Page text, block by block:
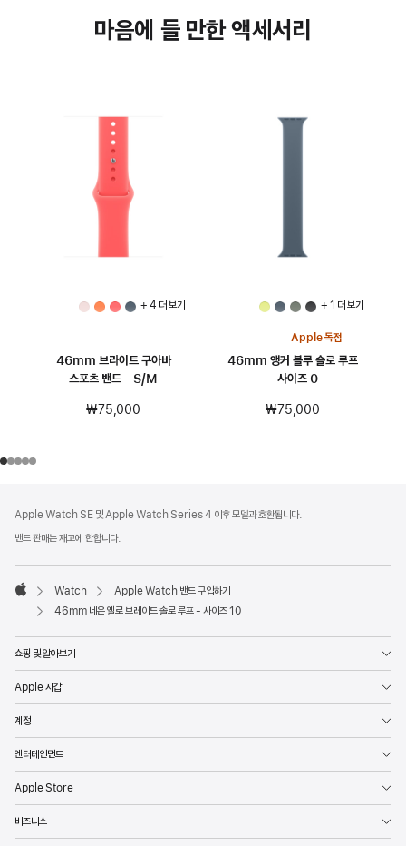
마음에 들 만한 액세서리
+ 4 더 보기
46mm 브라이트 구아바
스포츠 밴드 - S/M
₩75,000
+ 1 더 보기
Apple 독점
46mm 앵커 블루 솔로 루프
- 사이즈 0
₩75,000
Apple Watch SE 및 Apple Watch Series 4 이후 모델과 호환됩니다.
밴드 판매는 재고에 한합니다.
Apple
Watch
Apple Watch 밴드 구입하기
46mm 네온 옐로 브레이드 솔로 루프 - 사이즈 10
쇼핑 및 알아보기
Apple 지갑
계정
엔터테인먼트
Apple Store
비즈니스